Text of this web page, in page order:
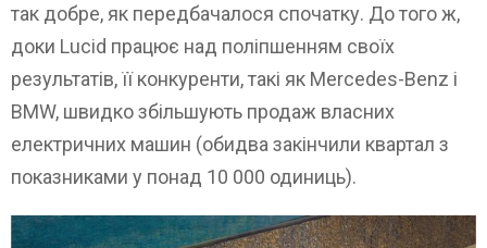
так добре, як передбачалося спочатку. До того ж,
доки Lucid працює над поліпшенням своїх
результатів, її конкуренти, такі як Mercedes-Benz і
BMW, швидко збільшують продаж власних
електричних машин (обидва закінчили квартал з
показниками у понад 10 000 одиниць).